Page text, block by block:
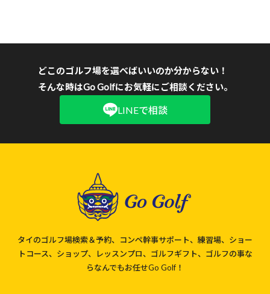
どこのゴルフ場を選べばいいのか分からない！
そんな時はGo Golfにお気軽にご相談ください。
LINEで相談
タイのゴルフ場検索＆予約、コンペ幹事サポート、練習場、ショー
トコース、ショップ、レッスンプロ、ゴルフギフト、ゴルフの事な
らなんでもお任せGo Golf！